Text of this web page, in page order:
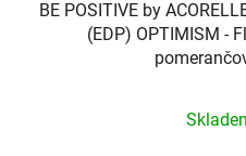
BE POSITIVE by
(EDP) OPTIMISM -